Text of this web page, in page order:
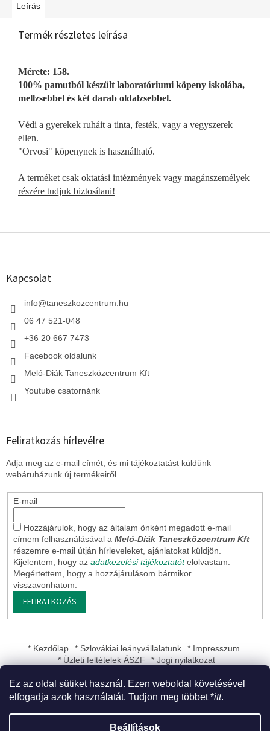
Ez az oldal sütiket használ. Ezen weboldal követésével
elfogadja azok használatát. Tudjon meg többet *itt.
Beállítások
Leírás
Termék részletes leírása
Mérete: 158.
100% pamutból készült laboratóriumi köpeny iskolába,
mellzsebbel és két darab oldalzsebbel.
Védi a gyerekek ruháit a tinta, festék, vagy a vegyszerek
ellen.
"Orvosi" köpenynek is használható.
A terméket csak oktatási intézmények vagy magánszemélyek
részére tudjuk biztosítani!
L
Kapcsolat
info@taneszkozcentrum.hu
06 47 521-048
+36 20 667 7473
Facebook oldalunk
Meló-Diák Taneszközcentrum Kft
Youtube csatornánk
Feliratkozás hírlevélre
Adja meg az e-mail címét, és mi tájékoztatást küldünk
webáruházunk új termékeiről.
E-mail
Hozzájárulok, hogy az általam önként megadott e-mail
címem felhasználásával a Meló-Diák Taneszközcentrum Kft
részemre e-mail útján hírleveleket, ajánlatokat küldjön.
Kijelentem, hogy az adatkezelési tájékoztatót elolvastam.
Megértettem, hogy a hozzájárulásom bármikor
visszavonhatom.
FELIRATKOZÁS
* Kezdőlap * Szlovákiai leányvállalatunk
* Impresszum
* Üzleti feltételek ÁSZF
* Jogi nyilatkozat